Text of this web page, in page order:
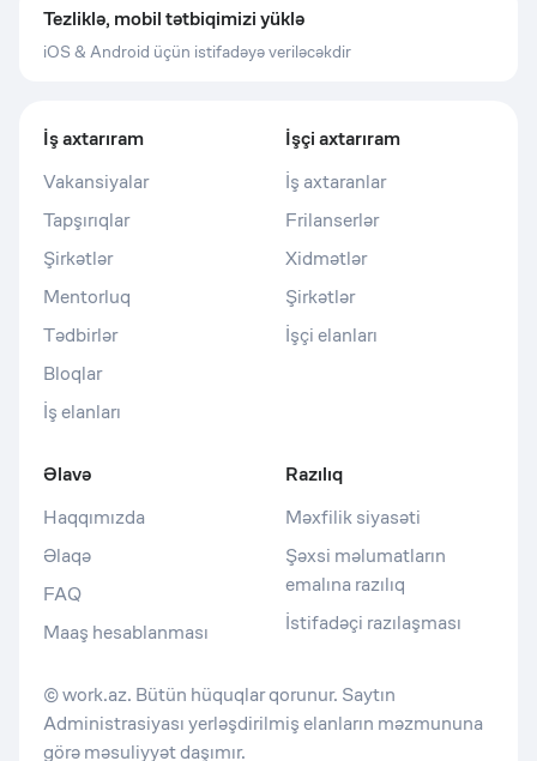
Tezliklə, mobil tətbiqimizi yüklə
iOS & Android üçün istifadəyə veriləcəkdir
İş axtarıram
Vakansiyalar
Tapşırıqlar
Şirkətlər
Mentorluq
Tədbirlər
Bloqlar
İş elanları
İşçi axtarıram
İş axtaranlar
Frilanserlər
Xidmətlər
Şirkətlər
İşçi elanları
Əlavə
Haqqımızda
Əlaqə
FAQ
Maaş hesablanması
Razılıq
Məxfilik siyasəti
Şəxsi məlumatların
emalına razılıq
İstifadəçi razılaşması
© work.az. Bütün hüquqlar qorunur. Saytın
Administrasiyası yerləşdirilmiş elanların məzmununa
görə məsuliyyət daşımır.